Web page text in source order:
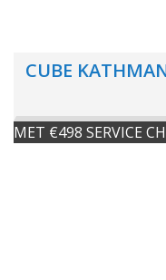
CUBE
MET €498 SERVICE